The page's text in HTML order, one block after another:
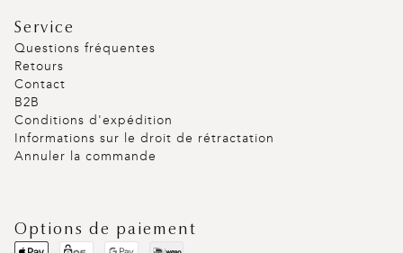
Service
Questions fréquentes
Retours
Contact
B2B
Conditions d'expédition
Informations sur le droit de rétractation
Annuler la commande
Options de paiement